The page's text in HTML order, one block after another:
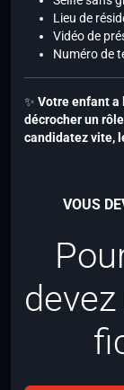
Lieu de
Vidéo de
Numéro de
✨ Votre enfant a
décrocher un
candidatez vite,
VOUS